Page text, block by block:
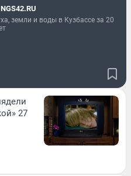
земли и воды в Кузбассе за 20
27